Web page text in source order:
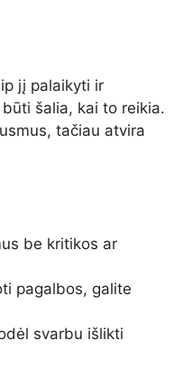
jį palaikyti ir
šalia, kai to reikia.
tačiau atvira
be kritikos ar
pagalbos, galite
svarbu išlikti